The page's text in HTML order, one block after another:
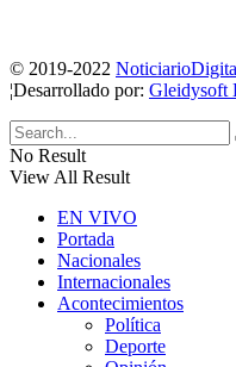
© 2019-2022
¦Desarrollado por: Gleidysoft
No Result
View All Result
EN VIVO
Portada
Nacionales
Internacionales
Acontecimientos
Política
Deporte